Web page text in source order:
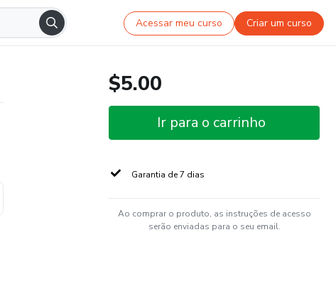
Acessar meu curso Criar um curso
$5.00
Ir para o carrinho
Garantia de 7 dias
Ao comprar o produto, as instruções de acesso
serão enviadas para o seu email.